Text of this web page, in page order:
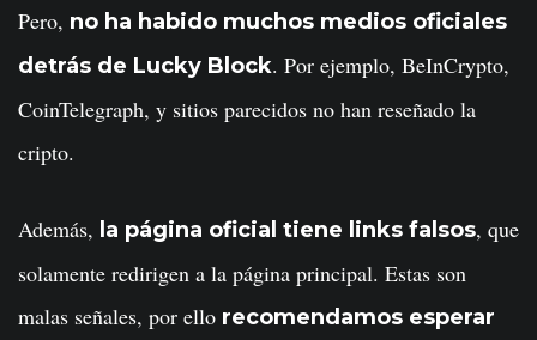
Pero, no ha habido muchos medios oficiales
detrás de Lucky Block. Por ejemplo, BeInCrypto,
CoinTelegraph, y sitios parecidos no han reseñado la
cripto.
Además, la página oficial tiene links falsos, que
solamente redirigen a la página principal. Estas son
malas señales, por ello recomendamos esperar